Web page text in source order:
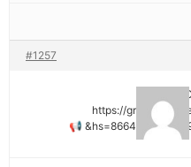
#1257
📢 +
https://graph.org/